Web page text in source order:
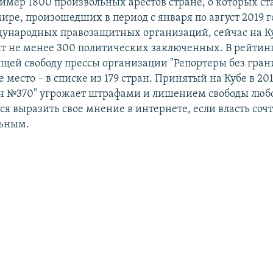
1800 произвольных арестов стране, о которых
произошедших в период с января по август 2019
правозащитных организаций, сейчас на
не менее 300 политических заключенных. В
свободу прессы организации "Репортеры без
место – в списке из 179 стран. Принятый на Кубе в
№370" угрожает штрафами и лишением свободы
выразить свое мнение в интернете, если власть